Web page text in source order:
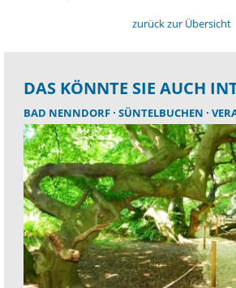
zurück zur Übersicht
DAS KÖNNTE SIE AUCH
BAD NENNDORF SÜNTELBUCHEN